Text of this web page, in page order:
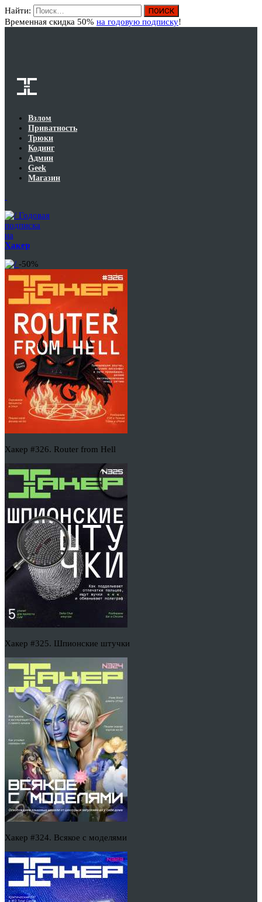
Найти:
Временная скидка 50% на годовую подписку!
Взлом
Приватность
Трюки
Кодинг
Админ
Geek
Магазин
Годовая
подписка
на
Хакер
-50%
Хакер #326. Router from Hell
Хакер #325. Шпионские штучки
Хакер #324. Всякое с моделями